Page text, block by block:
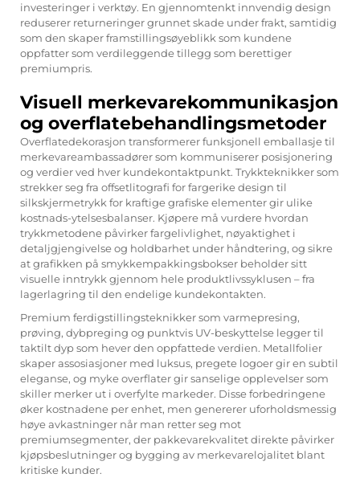
investeringer i verktøy. En gjennomtenkt innvendig design
reduserer returneringer grunnet skade under frakt, samtidig
som den skaper framstillingsøyeblikk som kundene
oppfatter som verdileggende tillegg som berettiger
premiumpris.
Visuell merkevarekommunikasjon
og overflatebehandlingsmetoder
Overflatedekorasjon transformerer funksjonell emballasje til
merkevareambassadører som kommuniserer posisjonering
og verdier ved hver kundekontaktpunkt. Trykkteknikker som
strekker seg fra offsetlito­grafi for fargeri­ke design til
silkskjermetrykk for kraftige grafiske elementer gir ulike
kostnads-ytelsesbalanser. Kjøpere må vurdere hvordan
trykkmetodene påvirker fargelivlighet, nøyaktighet i
detaljgjen­givelse og holdbarhet under håndtering, og sikre
at grafikken på smykkempak­kingsbokser beholder sitt
visuelle inntrykk gjennom hele produktlivssyklusen – fra
lagerlagring til den endelige kundekontakten.
Premium ferdigstillingsteknikker som varmepresing,
prøving, dybpreging og punktvis UV-beskyttelse legger til
taktilt dyp som hever den oppfattede verdien. Metallfolier
skaper assosiasjoner med luksus, pregete logoer gir en subtil
eleganse, og myke overflater gir sanselige opplevelser som
skiller merker ut i overfylte markeder. Disse forbedringene
øker kostnadene per enhet, men genererer uforholdsmessig
høye avkastninger når man retter seg mot
premiumsegmenter, der pakkevarekvalitet direkte påvirker
kjøpsbeslutninger og bygging av merkevarelojalitet blant
kritiske kunder.